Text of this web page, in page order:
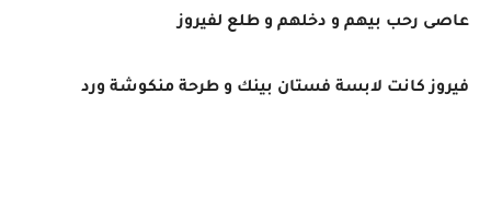
عاصى رحب بيهم و دخلهم و طلع لفيروز
فيروز كانت لابسة فستان بينك و طرحة منكوشة ورد